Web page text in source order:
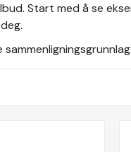
Start med å se